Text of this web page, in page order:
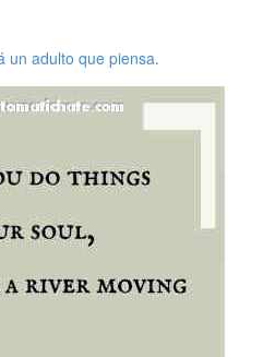
un adulto que piensa.